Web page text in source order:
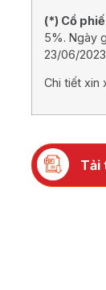
(*) Cổ
5%. Ngày
23/06/
Chi tiết xin
Tải